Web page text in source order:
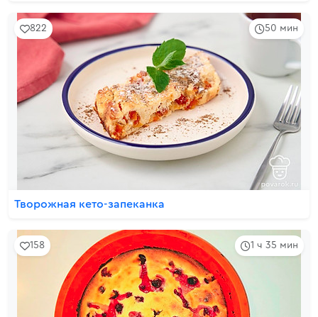
50 мин
822
Творожная кето-запеканка
1 ч 35 мин
158